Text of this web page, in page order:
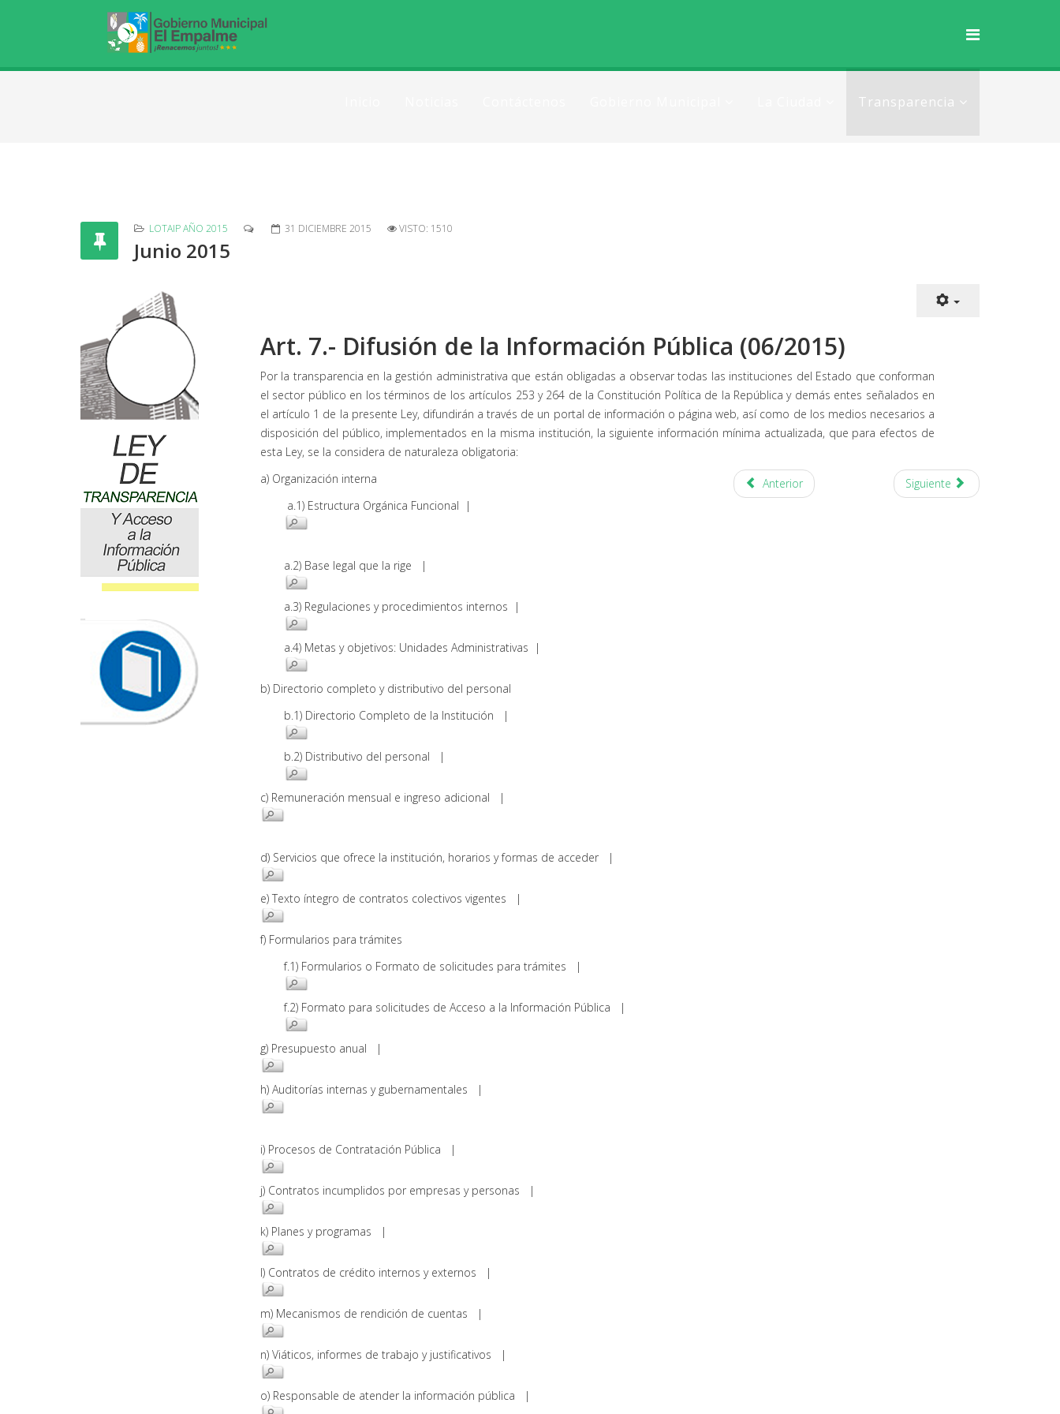
Transparencia
LOTAIP AÑO 2015 31 DICIEMBRE 2015 VISTO: 1510
Junio 2015
Art. 7.- Difusión de la Información Pública (06/2015)
Por la transparencia en la gestión administrativa que están obligadas a observar todas las instituciones del Estado que conforman
el sector público en los términos de los artículos 253 y 264 de la Constitución Política de la República y demás entes señalados en
el artículo 1 de la presente Ley, difundirán a través de un portal de información o página web, así como de los medios necesarios a
disposición del público, implementados en la misma institución, la siguiente información mínima actualizada, que para efectos de
esta Ley, se la considera de naturaleza obligatoria:
a) Organización interna
a.1) Estructura Orgánica Funcional |
a.2) Base legal que la rige |
a.3) Regulaciones y procedimientos internos |
a.4) Metas y objetivos: Unidades Administrativas |
b) Directorio completo y distributivo del personal
b.1) Directorio Completo de la Institución |
b.2) Distributivo del personal |
c) Remuneración mensual e ingreso adicional |
d) Servicios que ofrece la institución, horarios y formas de acceder |
e) Texto íntegro de contratos colectivos vigentes |
f) Formularios para trámites
f.1) Formularios o Formato de solicitudes para trámites |
f.2) Formato para solicitudes de Acceso a la Información Pública |
g) Presupuesto anual |
h) Auditorías internas y gubernamentales |
i) Procesos de Contratación Pública |
j) Contratos incumplidos por empresas y personas |
k) Planes y programas |
l) Contratos de crédito internos y externos |
m) Mecanismos de rendición de cuentas |
n) Viáticos, informes de trabajo y justificativos |
o) Responsable de atender la información pública |
Anterior Siguiente